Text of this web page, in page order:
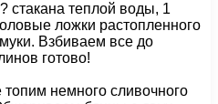
теплой воды, 1
ложки растопленного
Взбиваем все до
готово!
немного сливочного